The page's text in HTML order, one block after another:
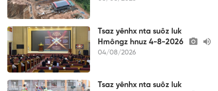
Tsaz yênhx nta suôz luk
Hmôngz hnuz 4-8-2026
04/08/2026
Tsaz yênhx nta suôz luk